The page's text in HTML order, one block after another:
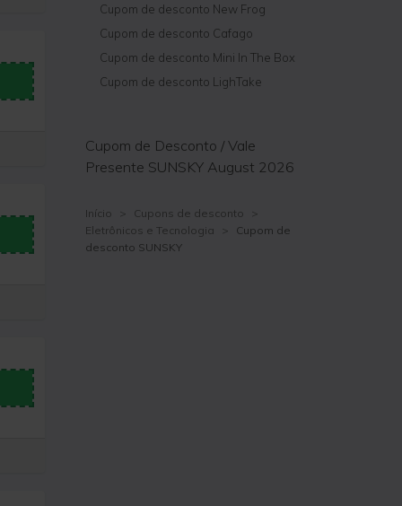
Cupom de desconto New Frog
Cupom de desconto Cafago
Cupom de desconto Mini In The Box
Cupom de desconto LighTake
Cupom de Desconto / Vale
Presente SUNSKY August 2026
Início > Cupons de desconto
>
Eletrônicos e Tecnologia
>
Cupom de
desconto SUNSKY